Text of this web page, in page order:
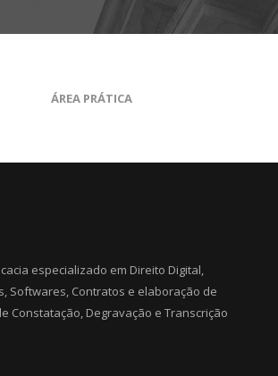
ÁREA PRÁTICA
especializado em Direito Digital,
Softwares, Contratos e elaboração de
Constatação, Degravação e Transcrição